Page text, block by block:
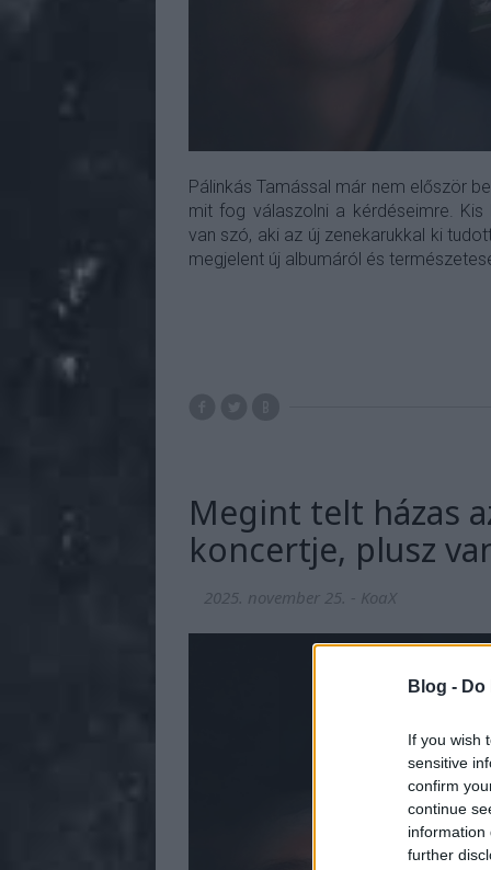
Blog -
If you wish
sensitive
confirm
continue
information
further
Pálinkás Tamással már nem először
mit fog válaszolni a kérdéseimre. Kis
van szó, aki az új zenekarukkal ki
megjelent új albumáról és
Megint telt házas
koncertje, plusz
2025. november 25. - KoaX